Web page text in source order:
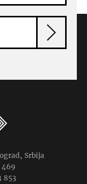
Srbija
469
853